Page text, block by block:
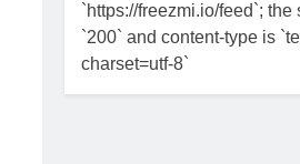
`https://freezmi.io/feed`; the
`200` and content-type is
charset=utf-8`